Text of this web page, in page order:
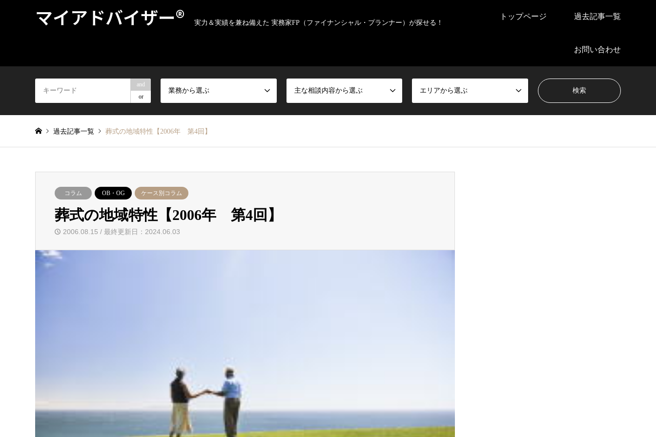
マイアドバイザー® 実力＆実績を兼ね備えた 実務家FP（ファイナンシャル・プランナー）が探せる！
トップページ 過去記事一覧
お問い合わせ
and
or
業務から選ぶ 主な相談内容から選ぶ エリアから選ぶ
過去記事一覧 葬式の地域特性【2006年 第4回】
コラム OB・OG ケース別コラム
葬式の地域特性【2006年 第4回】
2006.08.15 / 最終更新日：2024.06.03